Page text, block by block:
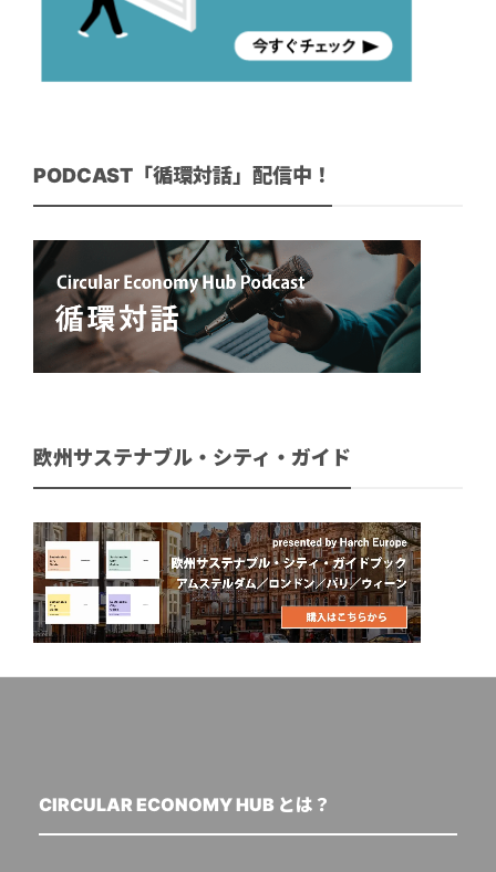
PODCAST「循環対話」配信中！
欧州サステナブル・シティ・ガイド
CIRCULAR ECONOMY HUB とは？